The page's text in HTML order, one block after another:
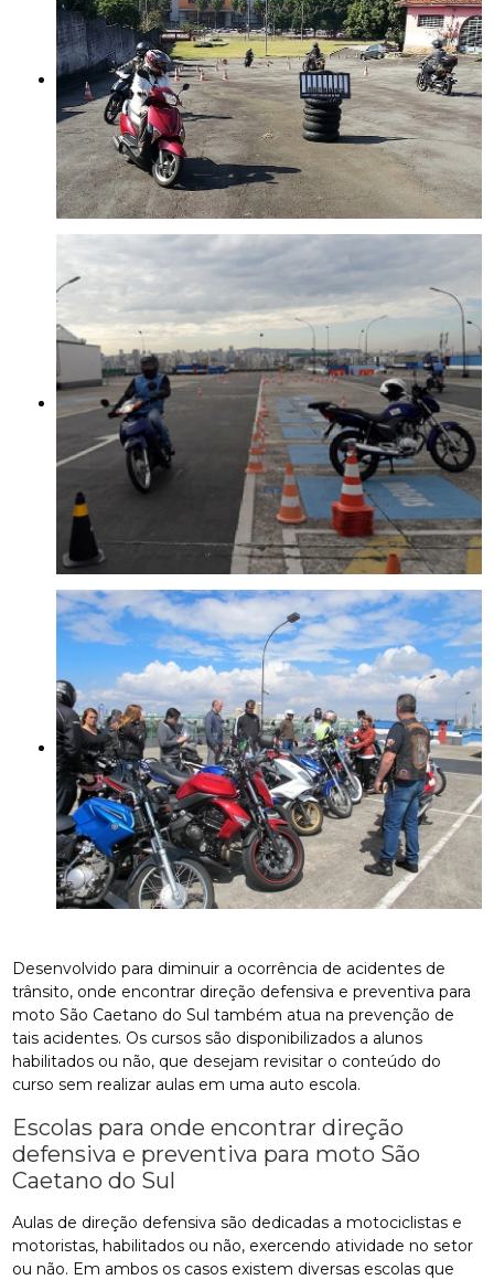
Desenvolvido para diminuir a ocorrência de acidentes de
trânsito, onde encontrar direção defensiva e preventiva para
moto São Caetano do Sul também atua na prevenção de
tais acidentes. Os cursos são disponibilizados a alunos
habilitados ou não, que desejam revisitar o conteúdo do
curso sem realizar aulas em uma auto escola.
Escolas para onde encontrar direção
defensiva e preventiva para moto São
Caetano do Sul
Aulas de direção defensiva são dedicadas a motociclistas e
motoristas, habilitados ou não, exercendo atividade no setor
ou não. Em ambos os casos existem diversas escolas que